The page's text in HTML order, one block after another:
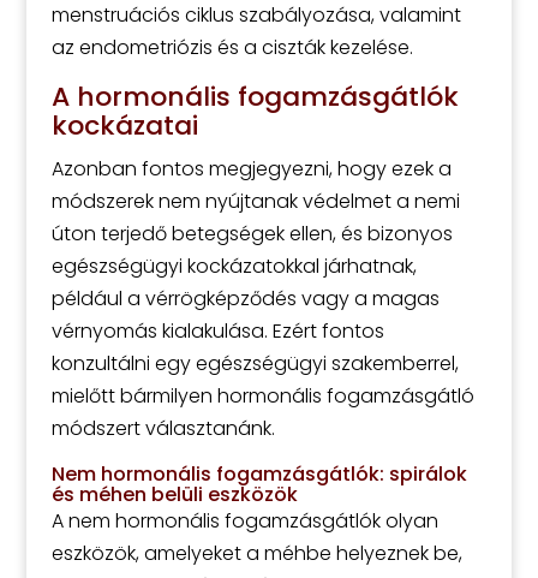
menstruációs ciklus szabályozása, valamint
az endometriózis és a ciszták kezelése.
A hormonális fogamzásgátlók
kockázatai
Azonban fontos megjegyezni, hogy ezek a
módszerek nem nyújtanak védelmet a nemi
úton terjedő betegségek ellen, és bizonyos
egészségügyi kockázatokkal járhatnak,
például a vérrögképződés vagy a magas
vérnyomás kialakulása. Ezért fontos
konzultálni egy egészségügyi szakemberrel,
mielőtt bármilyen hormonális fogamzásgátló
módszert választanánk.
Nem hormonális fogamzásgátlók: spirálok
és méhen belüli eszközök
A nem hormonális fogamzásgátlók olyan
eszközök, amelyeket a méhbe helyeznek be,